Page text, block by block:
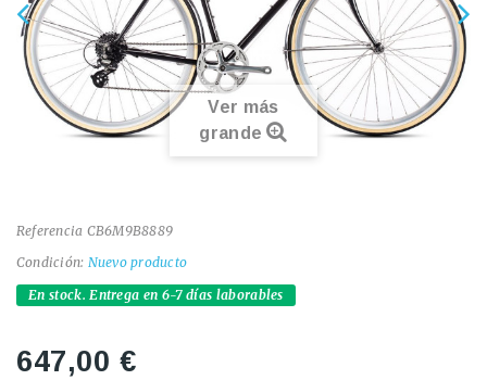
Ver más
grande
Referencia CB6M9B8889
Condición: Nuevo producto
En stock. Entrega en 6-7 días laborables
647,00 €